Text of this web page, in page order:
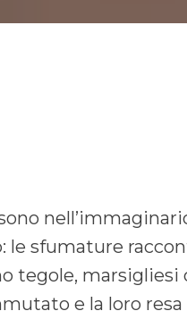
le sfumature
tegole,
e la loro